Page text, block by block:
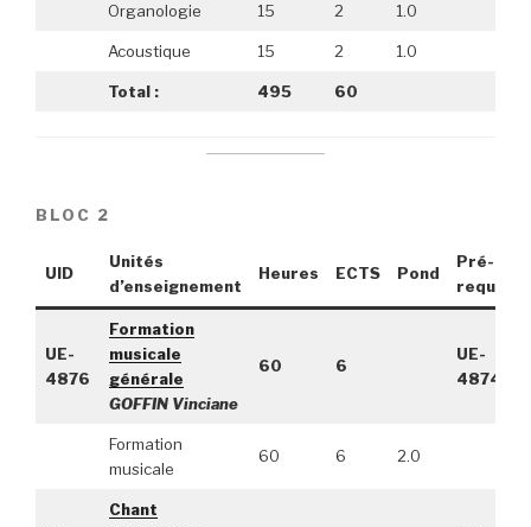
Organologie 15 2 1.0
Acoustique 15 2 1.0
Total : 495 60
BLOC 2
UID
Unités
d’enseignement
Heures ECTS Pond
Pré-
requis
UE-
4876
Formation
musicale
générale
GOFFIN Vinciane
60 6
UE-
4874
Formation
musicale
60 6 2.0
Chant